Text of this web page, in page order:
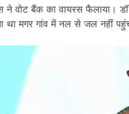
ने वोट बैंक का वायरस फैलाया।
था मगर गांव में नल से जल नहीं